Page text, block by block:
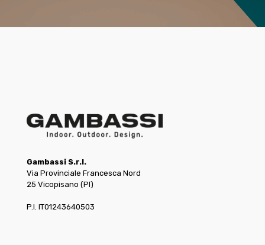
Gambassi S.r.l.
Via Provinciale Francesca Nord
25 Vicopisano (PI)
P.I. IT01243640503